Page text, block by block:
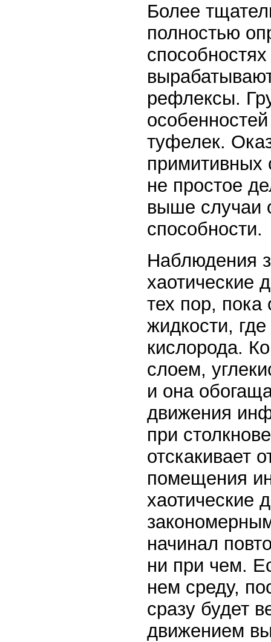
Более
полностью
рефлексы.
туфелек.
примитивных
не простое
выше случаи
способности.
Наблюдения
хаотические
тех пор, пока
жидкости,
кислорода.
слоем,
и она
движения
при
отскакивает
помещения
хаотические
начинал
ни при чем.
нем среду,
сразу будет
движением